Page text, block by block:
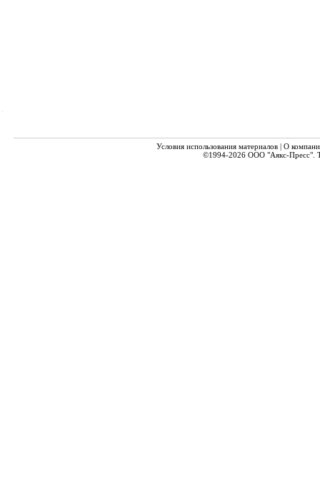
Условия использования материалов| О
©1994-2026 ООО "Аякс-Пресс".